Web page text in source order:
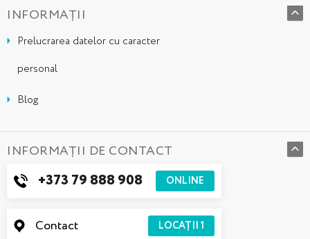
INFORMAȚII
Prelucrarea datelor cu caracter
personal
Blog
INFORMAȚII DE CONTACT
+373 79 888 908 ONLINE
Contact LOCAȚII 1